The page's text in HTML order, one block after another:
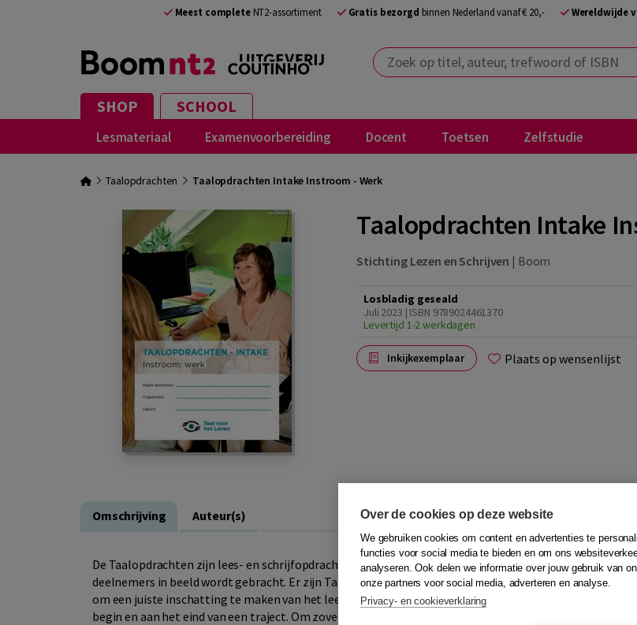
Meest completeNT2-assortiment Gratis bezorgd binnen Nederland vanaf € 20,- Wereldwijde
Zoek op titel, auteur, trefwoord of ISBN
SHOP SCHOOL
Lesmateriaal Examenvoorbereiding Docent Toetsen Zelfstudie
Taalopdrachten Taalopdrachten Intake Instroom - Werk
Taalopdrachten Intake
Stichting Lezen en Schrijven | Boom
Losbladig geseald
Juli 2023 | ISBN 9789024461370
Levertijd 1-2 werkdagen
Inkijkexemplaar Plaats op wensenlijst
Omschrijving Auteur(s)
De Taalopdrachten zijn lees- en schrijfopdrachten waarmee het niveau van lezen en schrijven van
deelnemers in beeld wordt gebracht. Er zijn Taalopdrachten Intake en Taalopdrachten Eind. Ze zijn
om een juiste inschatting te maken van het lees- en/of schrijfniveau van individuele deelnemers aan het
begin en aan het eind van een traject. Om zoveel mogelijk aan te sluiten bij relevante situaties en
Over de cookies op deze website
We gebruiken cookies om content en advertenties te
functies voor social media te bieden en om ons
analyseren. Ook delen we informatie over jouw gebruik van
onze partners voor social media, adverteren en analyse.
Privacy- en cookieverklaring